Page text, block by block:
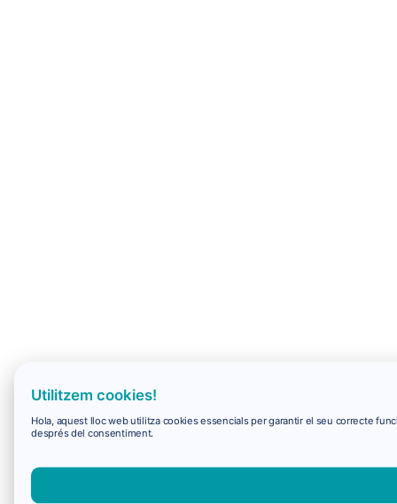
Utilitzem cookies!
Hola, aquest lloc web utilitza cookies essencials per garantir el seu correcte
després del consentiment.